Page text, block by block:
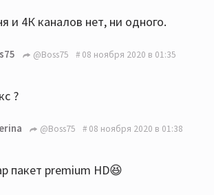
и 4К каналов нет, ни одного.
@Boss75 08 ноября 2020 в 01:35
?
@Boss75 08 ноября 2020 в 01:38
пакет premium HD😆